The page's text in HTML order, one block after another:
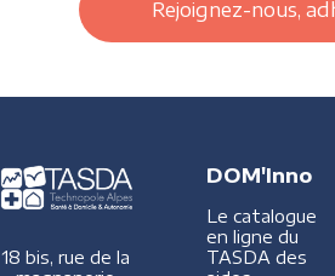
Rejoignez-nous,
18 bis, rue de la
DOM'Inno
Le catalogue
en ligne du
TASDA des